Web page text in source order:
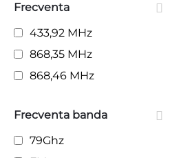
DEIMOS AC A600
DEIMOS AC A800
ELI AC A
GIOTTO ULTRA 36
ICARO ULTRA AC A
ICARO VELOCE SMART
Frecventa
433,92 MHz
868,35 MHz
868,46 MHz
Frecventa banda
79Ghz